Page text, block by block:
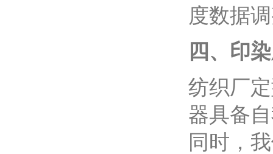
度数据
四、印
纺织厂
器具备
同时，